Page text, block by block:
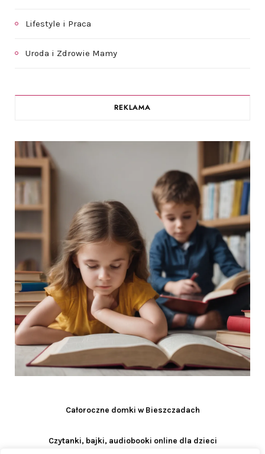
Lifestyle i Praca
Uroda i Zdrowie Mamy
REKLAMA
Całoroczne domki w Bieszczadach
Czytanki, bajki, audiobooki online dla dzieci